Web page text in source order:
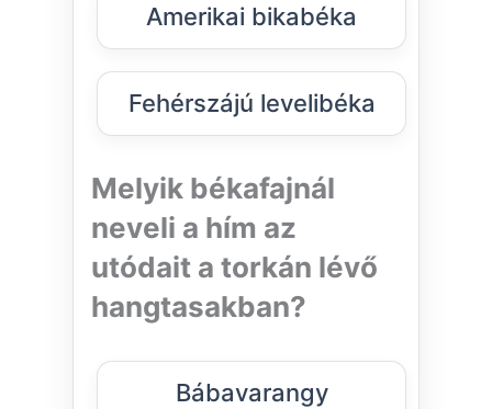
Amerikai bikabéka
Fehérszájú levelibéka
Melyik békafajnál
neveli a hím az
utódait a torkán lévő
hangtasakban?
Bábavarangy